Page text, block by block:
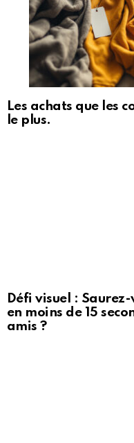
Les achats que les
le plus.
Défi visuel :
en moins de 15
amis ?